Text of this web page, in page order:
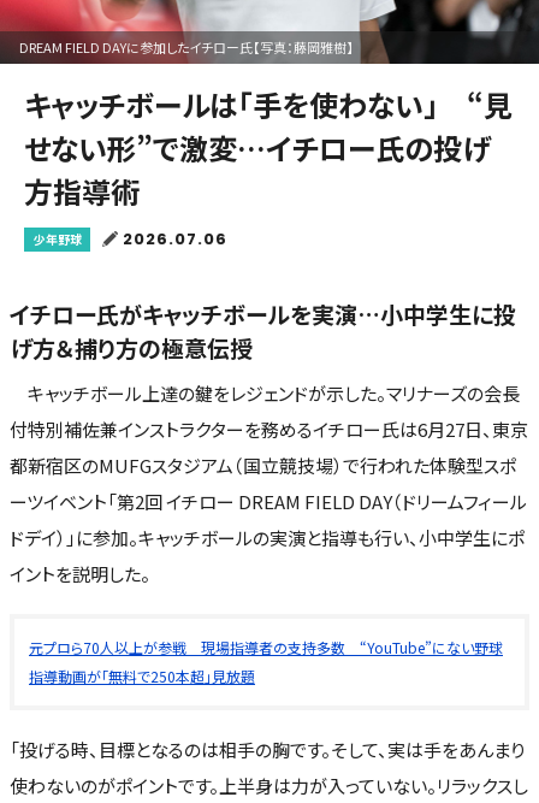
DREAM FIELD DAYに参加したイチロー氏【写真：藤岡雅樹】
キャッチボールは「手を使わない」 “見
せない形”で激変…イチロー氏の投げ
方指導術
少年野球 2026.07.06
イチロー氏がキャッチボールを実演…小中学生に投
げ方＆捕り方の極意伝授
キャッチボール上達の鍵をレジェンドが示した。マリナーズの会長
付特別補佐兼インストラクターを務めるイチロー氏は6月27日、東京
都新宿区のMUFGスタジアム（国立競技場）で行われた体験型スポ
ーツイベント「第2回 イチロー DREAM FIELD DAY（ドリームフィール
ドデイ）」に参加。キャッチボールの実演と指導も行い、小中学生にポ
イントを説明した。
元プロら70人以上が参戦 現場指導者の支持多数 “YouTube”にない野球
指導動画が「無料で250本超」見放題
「投げる時、目標となるのは相手の胸です。そして、実は手をあんまり
使わないのがポイントです。上半身は力が入っていない。リラックスし